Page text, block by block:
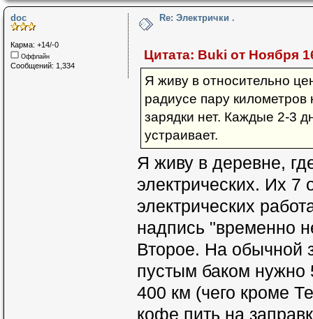
doc
Карма: +14/-0
Оффлайн
Сообщений: 1,334
Re: Электрички .
Цитата: Buki от Ноября
Я живу в относительно
радиусе пару
зарядки нет. Каждые 2-3
устраивает.
Я живу в деревне,
электрических. Их 7
электрических
надпись "временно
Второе. На обычной
пустым баком нужно
400 км (чего кроме
кофе пить на